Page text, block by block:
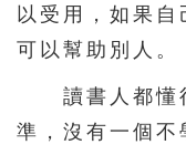
以受用，如果
可以幫助別人。
讀書人都懂
準，沒有一個不